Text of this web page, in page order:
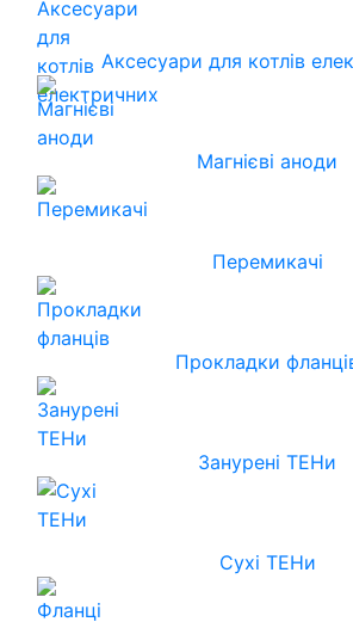
Аксесуари для котлів
Магнієві аноди
Перемикачі
Прокладки
Занурені ТЕНи
Сухі ТЕНи